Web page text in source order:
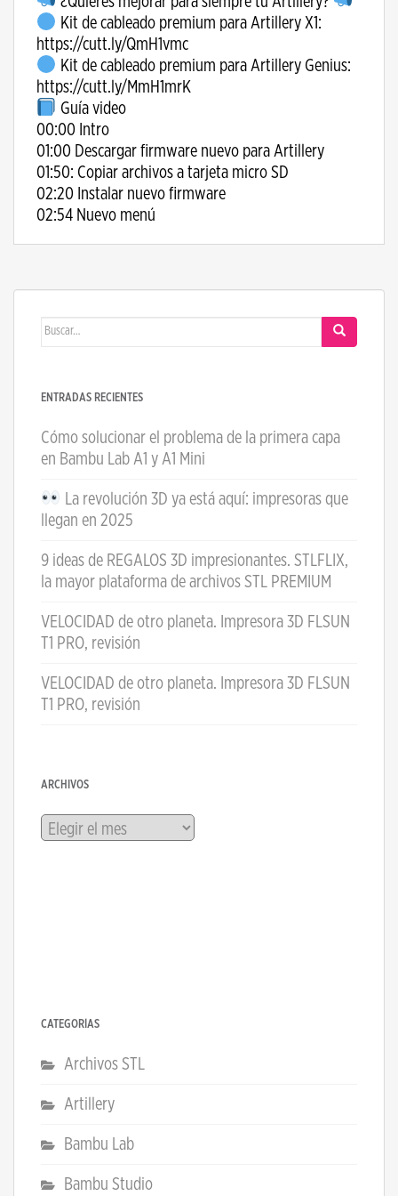
Kit de cableado premium para Artillery X1:
https://cutt.ly/QmH1vmc
Kit de cableado premium para Artillery Genius:
https://cutt.ly/MmH1mrK
Guía video
00:00 Intro
01:00 Descargar firmware nuevo para Artillery
01:50: Copiar archivos a tarjeta micro SD
02:20 Instalar nuevo firmware
02:54 Nuevo menú
Buscar:
ENTRADAS RECIENTES
Cómo solucionar el problema de la primera capa
en Bambu Lab A1 y A1 Mini
La revolución 3D ya está aquí: impresoras que
llegan en 2025
9 ideas de REGALOS 3D impresionantes. STLFLIX,
la mayor plataforma de archivos STL PREMIUM
VELOCIDAD de otro planeta. Impresora 3D FLSUN
T1 PRO, revisión
VELOCIDAD de otro planeta. Impresora 3D FLSUN
T1 PRO, revisión
ARCHIVOS
Archivos
CATEGORÍAS
Archivos STL
Artillery
Bambu Lab
Bambu Studio